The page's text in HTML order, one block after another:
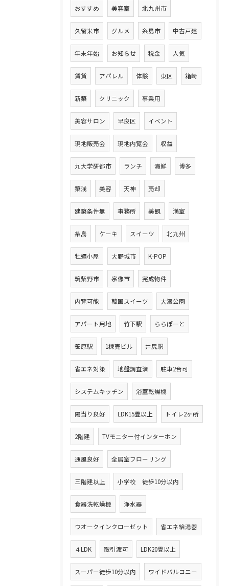
おすすめ 美容室 北九州市
久留米市 グルメ 糸島市 中古戸建
年末年始 お知らせ 税金 人気
賃貸 アパレル 体験 東区 箱崎
新築 クリニック 事業用
美容サロン 早良区 イベント
現地販売会 現地内覧会 収益
九大学研都市 ランチ 海鮮 博多
築浅 美容 天神 売却
建築条件無 事務所 美観 満室
糸島 ケーキ スイーツ 北九州
牡蠣小屋 大野城市 K-POP
筑紫野市 宗像市 完成物件
内覧可能 韓国スイーツ 大濠公園
アパート用地 竹下駅 ららぽーと
笹原駅 1棟売ビル 井尻駅
省エネ対策 地盤調査済 駐車2台可
システムキッチン 浴室乾燥機
陽当り良好 LDK15畳以上 トイレ2ヶ所
2階建 TVモニター付インターホン
通風良好 全居室フローリング
三階建以上 小学校 徒歩10分以内
食器洗乾燥機 浄水器
ウオークインクローゼット 省エネ給湯器
４LDK 取引渡可 LDK20畳以上
スーパー徒歩10分以内 ワイドバルコニー